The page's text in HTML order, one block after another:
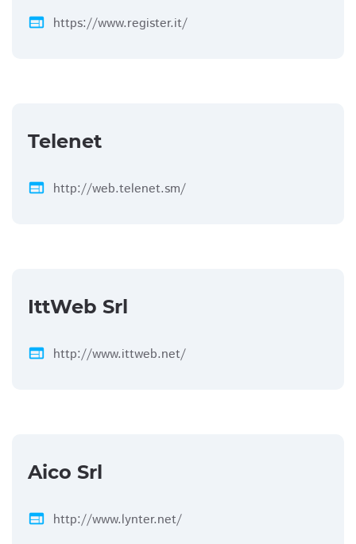
web https://www.register.it/
Telenet
web http://web.telenet.sm/
IttWeb Srl
web http://www.ittweb.net/
Aico Srl
web http://www.lynter.net/